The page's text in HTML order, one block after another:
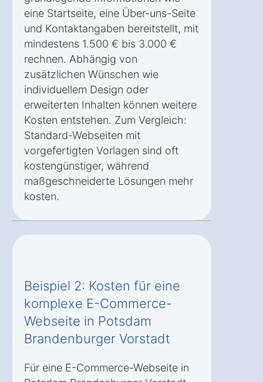
eine Startseite, eine Über-uns-Seite
und Kontaktangaben bereitstellt, mit
mindestens 1.500 € bis 3.000 €
rechnen. Abhängig von
zusätzlichen Wünschen wie
individuellem Design oder
erweiterten Inhalten können weitere
Kosten entstehen. Zum Vergleich:
Standard-Webseiten mit
vorgefertigten Vorlagen sind oft
kostengünstiger, während
maßgeschneiderte Lösungen mehr
kosten.
Beispiel 2: Kosten für eine
komplexe E-Commerce-
Webseite in Potsdam
Brandenburger Vorstadt
Für eine E-Commerce-Webseite in